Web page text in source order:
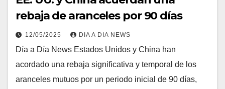
rebaja de aranceles por 90 días
12/05/2025 DIA A DIA NEWS
Día a Día News Estados Unidos y China han
acordado una rebaja significativa y temporal de los
aranceles mutuos por un periodo inicial de 90 días,